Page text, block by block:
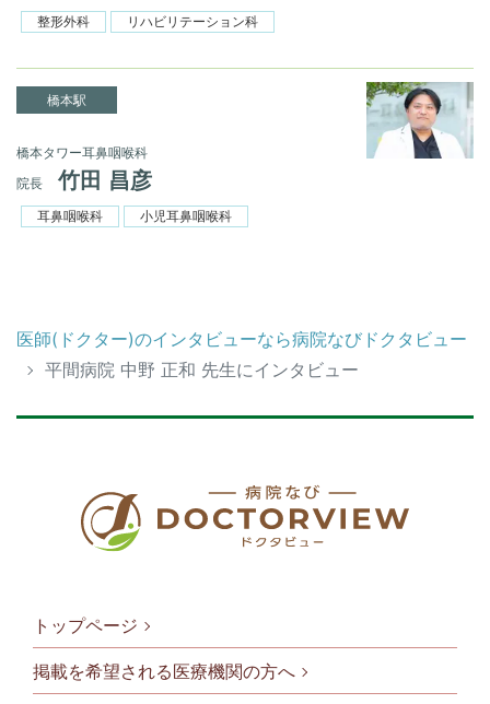
整形外科 リハビリテーション科
橋本駅
橋本タワー耳鼻咽喉科
院長
竹田 昌彦
耳鼻咽喉科 小児耳鼻咽喉科
医師(ドクター)のインタビューなら病院なびドクタビュー
平間病院 中野 正和 先生にインタビュー
トップページ
掲載を希望される医療機関の方へ